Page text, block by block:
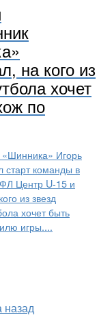
на кого из
хочет
по
Игорь
старт команды в
Центр U-15 и
из звезд
хочет быть
игры....
назад